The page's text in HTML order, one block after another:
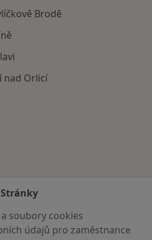
Brodě
nad Orlicí
Stránky
soubory cookies
údajů pro zaměstnance